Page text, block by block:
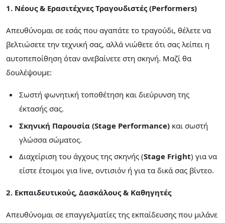
1. Νέους & Ερασιτέχνες Τραγουδιστές (Performers)
Απευθύνομαι σε εσάς που αγαπάτε το τραγούδι, θέλετε να
βελτιώσετε την τεχνική σας, αλλά νιώθετε ότι σας λείπει η
αυτοπεποίθηση όταν ανεβαίνετε στη σκηνή. Μαζί θα
δουλέψουμε:
Σωστή φωνητική τοποθέτηση και διεύρυνση της
έκτασής σας.
Σκηνική Παρουσία (Stage Performance)και σωστή
γλώσσα σώματος.
Διαχείριση του άγχους της σκηνής (Stage Fright) για να
είστε έτοιμοι για live, οντισιόν ή για τα δικά σας βίντεο.
2. Εκπαιδευτικούς, Δασκάλους & Καθηγητές
Απευθύνομαι σε επαγγελματίες της εκπαίδευσης που μιλάνε